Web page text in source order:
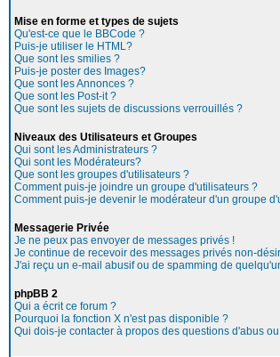
Mise en forme et types de sujets
Qu'est-ce que le BBCode ?
Puis-je utiliser le HTML?
Que sont les smilies ?
Puis-je poster des Images?
Que sont les Annonces ?
Que sont les Post-it ?
Que sont les sujets de discussions verrouillés ?
Niveaux des Utilisateurs et Groupes
Qui sont les Administrateurs ?
Qui sont les Modérateurs?
Que sont les groupes d'utilisateurs ?
Comment puis-je joindre un groupe d'utilisateurs ?
Comment puis-je devenir le modérateur d'un groupe
Messagerie Privée
Je ne peux pas envoyer de messages privés !
Je continue de recevoir des messages privés non-
J'ai reçu un e-mail abusif ou de spamming de
phpBB 2
Qui a écrit ce forum ?
Pourquoi la fonction X n'est pas disponible ?
Qui dois-je contacter à propos des questions d'abus